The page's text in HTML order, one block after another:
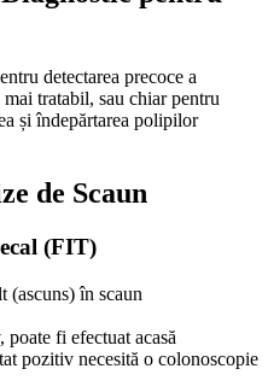
detectarea precoce a
tratabil, sau chiar pentru
și îndepărtarea polipilor
de Scaun
(FIT)
(ascuns) în scaun
fi efectuat acasă
pozitiv necesită o colonoscopie